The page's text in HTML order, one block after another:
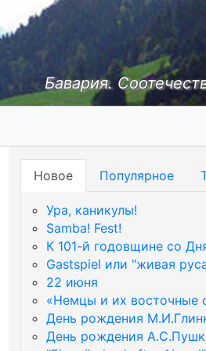
Бавария.
Новое Популярное
Ура, каникулы!
Samba! Fest!
К 101-й годовщине со
Gastspiel или "живая
22 июня
«Немцы и их восточные
День рождения
День рождения